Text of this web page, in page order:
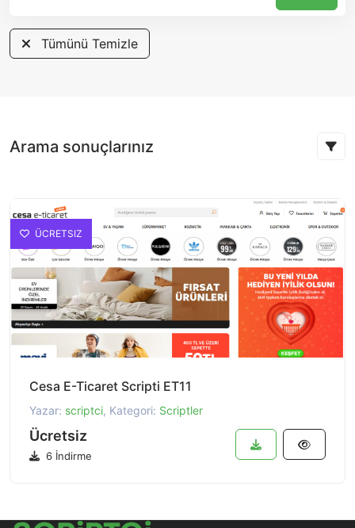
Tümünü Temizle
Arama sonuçlarınız
ÜCRETSIZ
Cesa E-Ticaret Scripti ET11
Yazar: scriptci, Kategori: Scriptler
Ücretsiz
6 İndirme